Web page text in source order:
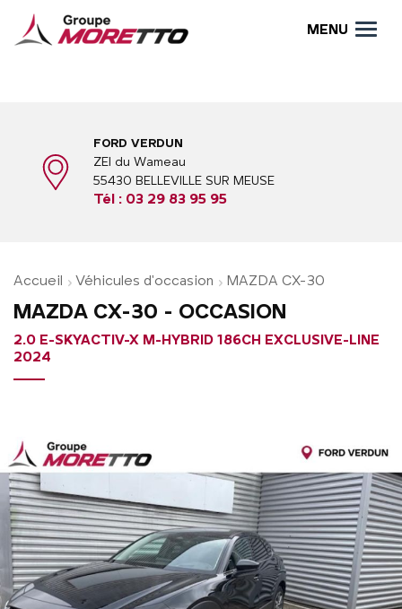
MENU
FORD VERDUN
ZEI du Wameau
55430 BELLEVILLE SUR MEUSE
Tél : 03 29 83 95 95
Accueil Véhicules d'occasion MAZDA CX-30
MAZDA CX-30 - OCCASION
2.0 E-SKYACTIV-X M-HYBRID 186CH EXCLUSIVE-LINE
2024